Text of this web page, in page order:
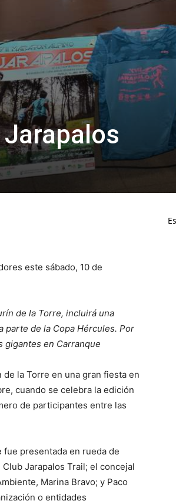
este sábado, 10 de
de la Torre, incluirá una
parte de la Copa Hércules. Por
gigantes en Carranque
la Torre en una gran fiesta en
cuando se celebra la edición
de participantes entre las
presentada en rueda de
Jarapalos Trail; el concejal
Marina Bravo; y Paco
o entidades